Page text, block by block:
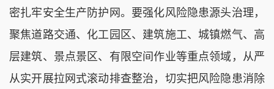
密扎牢安全生产防护网。要强化风险隐患源头治理，
聚焦道路交通、化工园区、建筑施工、城镇燃气、高
层建筑、景点景区、有限空间作业等重点领域，从严
从实开展拉网式滚动排查整治，切实把风险隐患消除